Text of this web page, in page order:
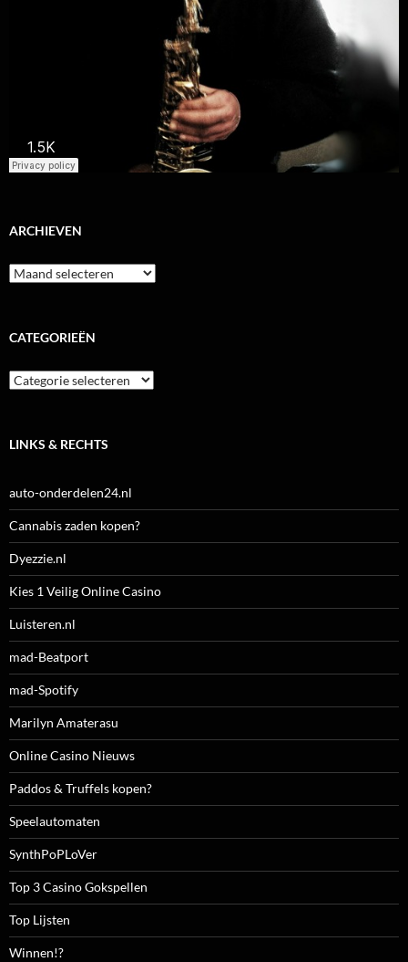
ARCHIEVEN
Archieven
CATEGORIEËN
Categorieën
LINKS & RECHTS
auto-onderdelen24.nl
Cannabis zaden kopen?
Dyezzie.nl
Kies 1 Veilig Online Casino
Luisteren.nl
mad-Beatport
mad-Spotify
Marilyn Amaterasu
Online Casino Nieuws
Paddos & Truffels kopen?
Speelautomaten
SynthPoPLoVer
Top 3 Casino Gokspellen
Top Lijsten
Winnen!?